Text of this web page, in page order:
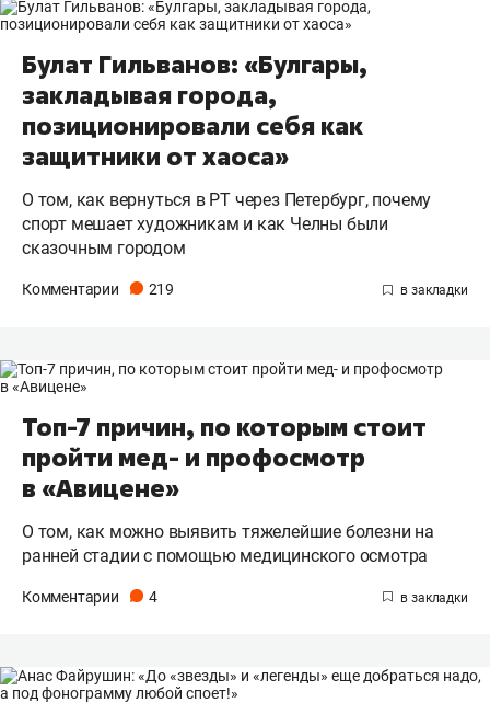
Булат Гильванов: «Булгары,
закладывая города,
позиционировали себя как
защитники от хаоса»
О том, как вернуться в РТ через Петербург, почему
спорт мешает художникам и как Челны были
сказочным городом
Комментарии 219
Топ-7 причин, по которым стоит
пройти мед- и профосмотр
в «Авицене»
О том, как можно выявить тяжелейшие болезни на
ранней стадии с помощью медицинского осмотра
Комментарии 4